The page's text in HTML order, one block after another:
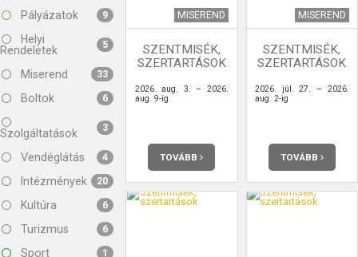
Pályázatok 9
Helyi
Rendeletek
5
Miserend 33
Boltok 6
Szolgáltatások 3
Vendéglátás 4
Intézmények 20
Kultúra 6
Turizmus 6
Sport 1
MISEREND
SZENTMISÉK,
SZERTARTÁSOK
2026. aug. 3. – 2026.
aug. 9-ig
TOVÁBB
MISEREND
SZENTMISÉK,
SZERTARTÁSOK
2026. júl. 27. – 2026.
aug. 2-ig
TOVÁBB